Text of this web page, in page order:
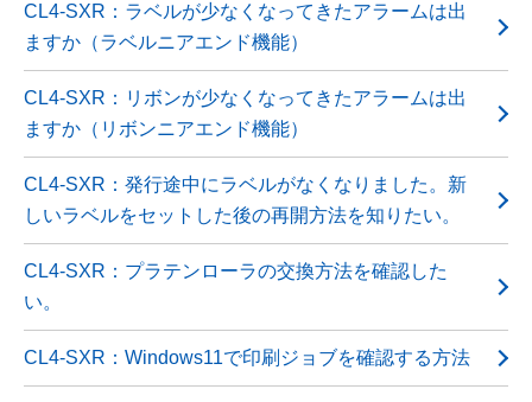
CL4-SXR：ラベルが少なくなってきたアラームは出
ますか（ラベルニアエンド機能）
CL4-SXR：リボンが少なくなってきたアラームは出
ますか（リボンニアエンド機能）
CL4-SXR：発行途中にラベルがなくなりました。新
しいラベルをセットした後の再開方法を知りたい。
CL4-SXR：プラテンローラの交換方法を確認した
い。
CL4-SXR：Windows11で印刷ジョブを確認する方法